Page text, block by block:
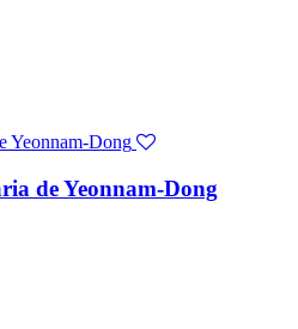
de Yeonnam-Dong